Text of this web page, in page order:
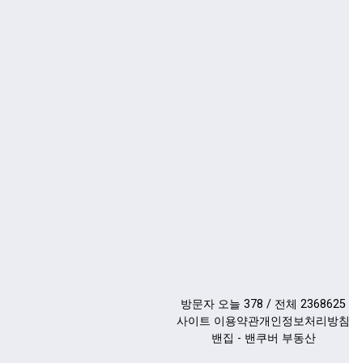
방문자 오늘 378 / 전체 2368625
사이트 이용약관개인정보처리방침
밴집 - 밴쿠버 부동산